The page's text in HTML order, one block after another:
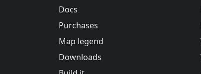
Docs
Purchases
Map legend
Downloads